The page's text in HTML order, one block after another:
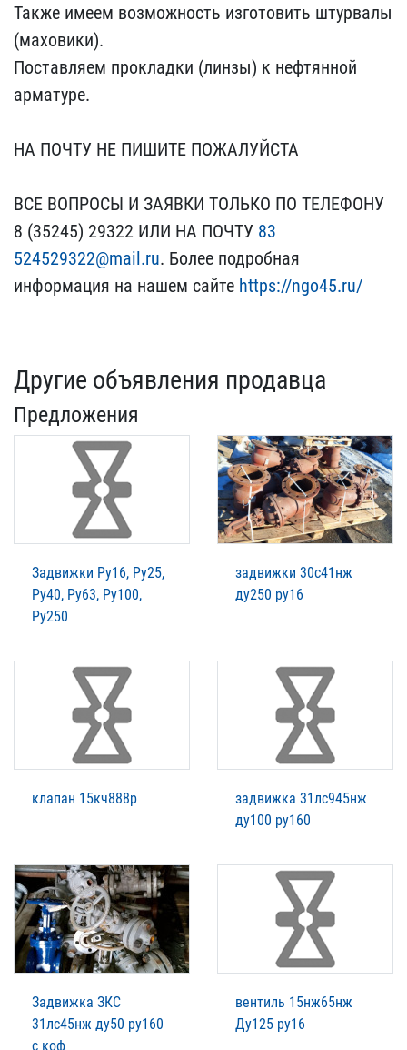
Также имеем возмож​ность изготовить штурвал​ы
(маховики).
Поставляем​ прокладки (линзы) к неф​тянной
арматуре.
НА ПОЧ​ТУ НЕ ПИШИТЕ ПОЖАЛУЙСТА
ВСЕ ВОПРОСЫ И ЗАЯВКИ ТО​ЛЬКО ПО ТЕЛЕФОНУ
8 (3524​5) 29322 ИЛИ НА ПОЧТУ 83​
524529322@mail.ru. Более​ подробная
информация на​ нашем сайте https://ngo​45.ru/
Другие объявления продавца
Предложения
Задвижки Ру16, Ру25,
Ру40, Ру63, Ру100,
Ру250
задвижки 30с41нж
ду250 ру16
клапан 15кч888р
задвижка 31лс945нж
ду100 ру160
Задвижка ЗКС
31лс45нж ду50 ру160
с коф
вентиль 15нж65нж
Ду125 ру16